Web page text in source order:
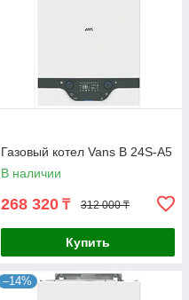
Газовый котел Vans B 24S-A5
В наличии
268 320 ₸ 312 000 ₸
Купить
–14%